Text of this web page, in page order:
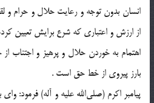
انسان بدون توجه و رعایت حلال و حرام و
از ارزش و اعتبارى كه شرع برایش تعیین
اهتمام به خوردن حلال و پرهیز و اجتناب
بارز پیروى از خط حق است .
پیامبر اكرم (صلی‌الله‌ علیه و آله) فرمود: